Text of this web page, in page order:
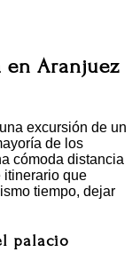
Aranjuez
excursión de un
de los
cómoda distancia
itinerario que
tiempo, dejar
palacio